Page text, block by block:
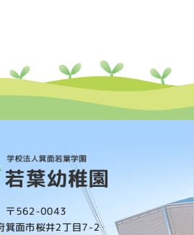
〒562-0043
箕面市桜井2丁目7-2